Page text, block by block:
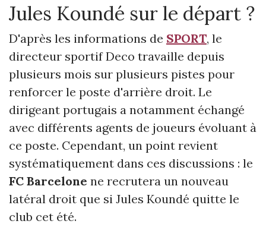
Jules Koundé sur le départ ?
D'après les informations de SPORT, le
directeur sportif Deco travaille depuis
plusieurs mois sur plusieurs pistes pour
renforcer le poste d'arrière droit. Le
dirigeant portugais a notamment échangé
avec différents agents de joueurs évoluant à
ce poste. Cependant, un point revient
systématiquement dans ces discussions : le
FC Barcelone ne recrutera un nouveau
latéral droit que si Jules Koundé quitte le
club cet été.